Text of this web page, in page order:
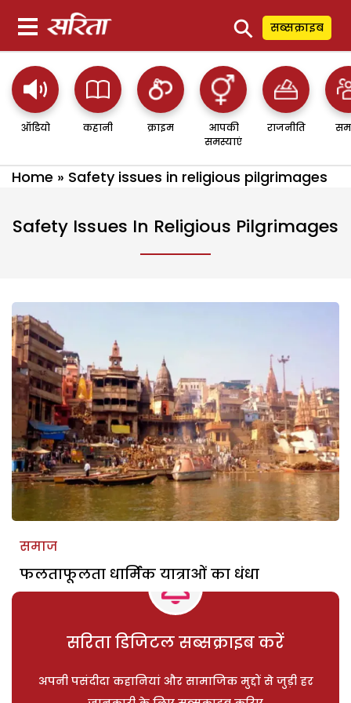
⚲ सब्सक्राइब
ऑडियो कहानी क्राइम
आपकी
समस्याएं
राजनीति
Home » Safety issues in religious pilgrimages
Safety Issues In Religious Pilgrimages
समाज
फलताफूलता धार्मिक यात्राओं का धंधा
सरिता डिजिटल सब्सक्राइब करें
अपनी पसंदीदा कहानियां और सामाजिक मुद्दों से जुड़ी हर